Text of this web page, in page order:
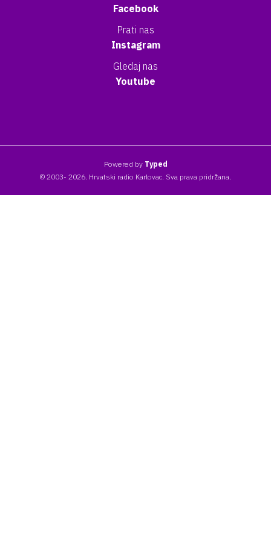
Facebook
Prati nas
Instagram
Gledaj nas
Youtube
Powered by Typed
© 2003- 2026. Hrvatski radio Karlovac. Sva prava pridržana.